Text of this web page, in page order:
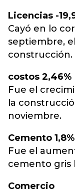
Licencias -
Cayó en lo
septiembre,
construcción.
costos 2,46%
Fue el
la
noviembre.
Cemento 1,8%
Fue el
cemento gris
Comercio